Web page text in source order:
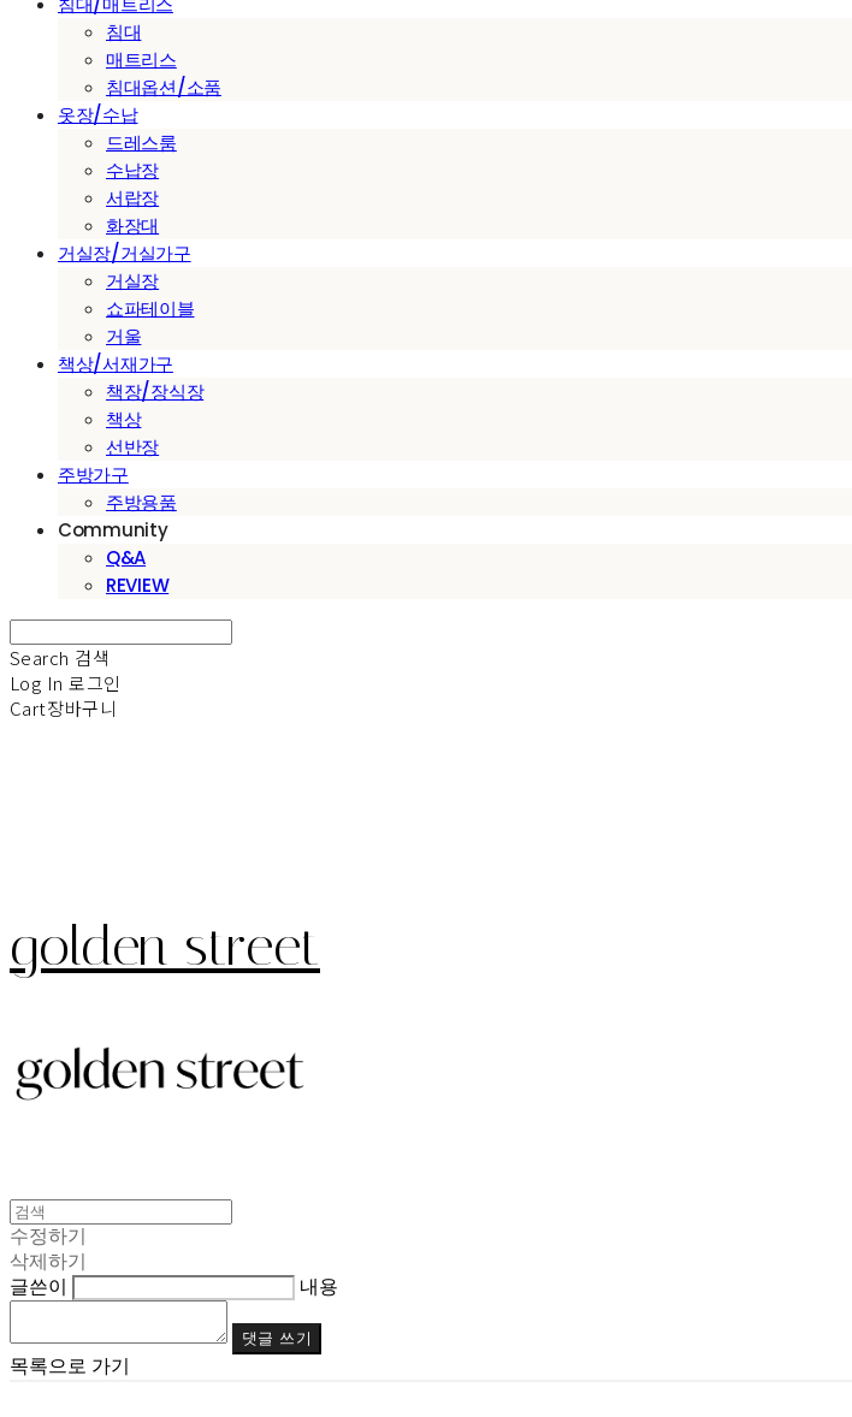
침대
매트리스
침대옵션/소품
옷장/수납
드레스룸
수납장
서랍장
화장대
거실장/거실가구
거실장
쇼파테이블
거울
책상/서재가구
책장/장식장
책상
선반장
주방가구
주방용품
Community
Q&A
REVIEW
Search 검색
Log In 로그인
Cart장바구니
golden street
수정하기
삭제하기
글쓴이
내용
댓글 쓰기
목록으로 가기